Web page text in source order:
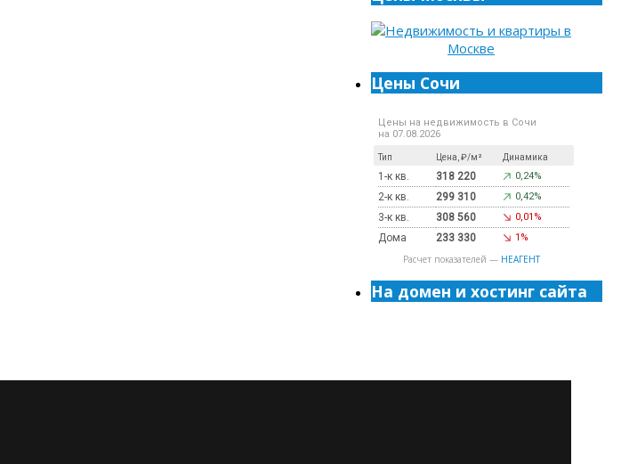
Цены Сочи
Цены на недвижимость в Сочи
на 07.08.2026
Тип Цена, ₽/м² Динамика
1-к кв. 318 220 0,24%
2-к кв. 299 310 0,42%
3-к кв. 308 560 0,01%
Дома 233 330 1%
Расчет показателей — НЕАГЕНТ
На домен и хостинг сайта